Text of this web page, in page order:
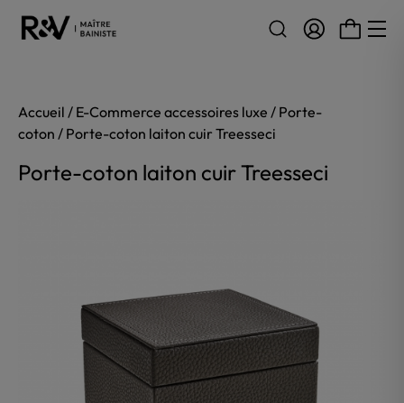
Accueil / E-Commerce accessoires luxe / Porte-
coton / Porte-coton laiton cuir Treesseci
Porte-coton laiton cuir Treesseci